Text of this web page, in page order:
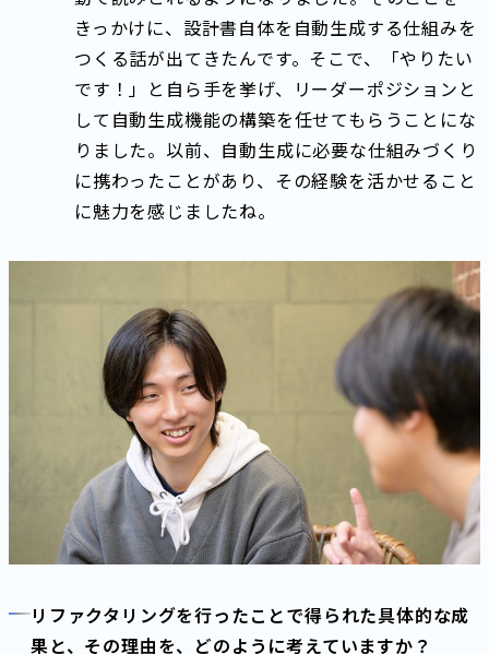
きっかけに、設計書自体を自動生成する仕組みを
つくる話が出てきたんです。そこで、「やりたい
です！」と自ら手を挙げ、リーダーポジションと
して自動生成機能の構築を任せてもらうことにな
りました。以前、自動生成に必要な仕組みづくり
に携わったことがあり、その経験を活かせること
に魅力を感じましたね。
リファクタリングを行ったことで得られた具体的な成
果と、その理由を、どのように考えていますか？